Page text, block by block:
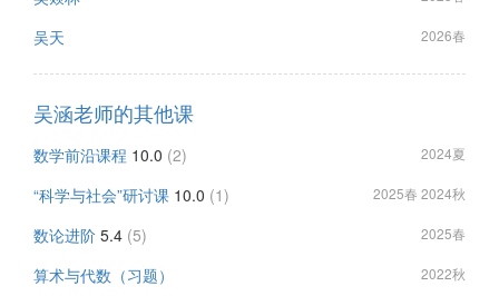
吴天 2026春
吴涵老师的其他课
数学前沿课程 10.0 (2) 2024夏
“科学与社会”研讨课 10.0 (1) 2025春 2024秋
数论进阶 5.4 (5) 2025春
算术与代数（习题） 2022秋